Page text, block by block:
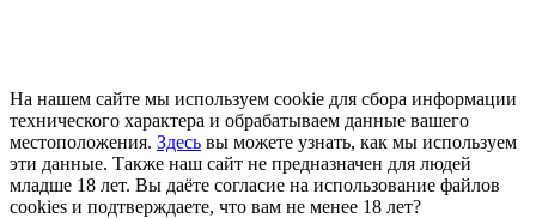
На нашем сайте мы используем cookie для сбора информации
технического характера и обрабатываем данные вашего
местоположения. Здесь вы можете узнать, как мы используем
эти данные. Также наш сайт не предназначен для людей
младше 18 лет. Вы даёте согласие на использование файлов
cookies и подтверждаете, что вам не менее 18 лет?